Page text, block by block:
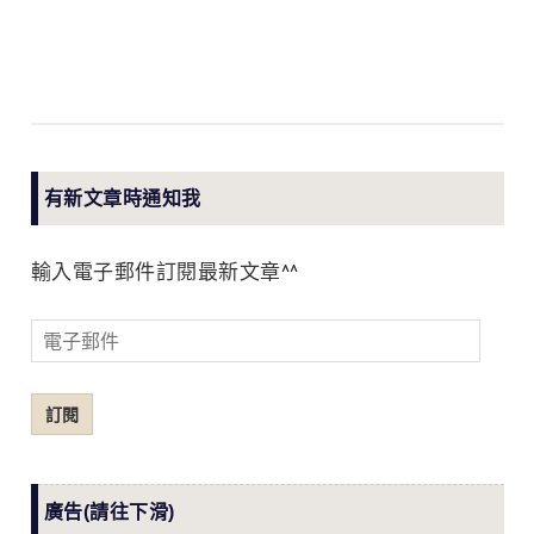
有新文章時通知我
輸入電子郵件訂閱最新文章^^
電
子
郵
件
訂閱
廣告(請往下滑)